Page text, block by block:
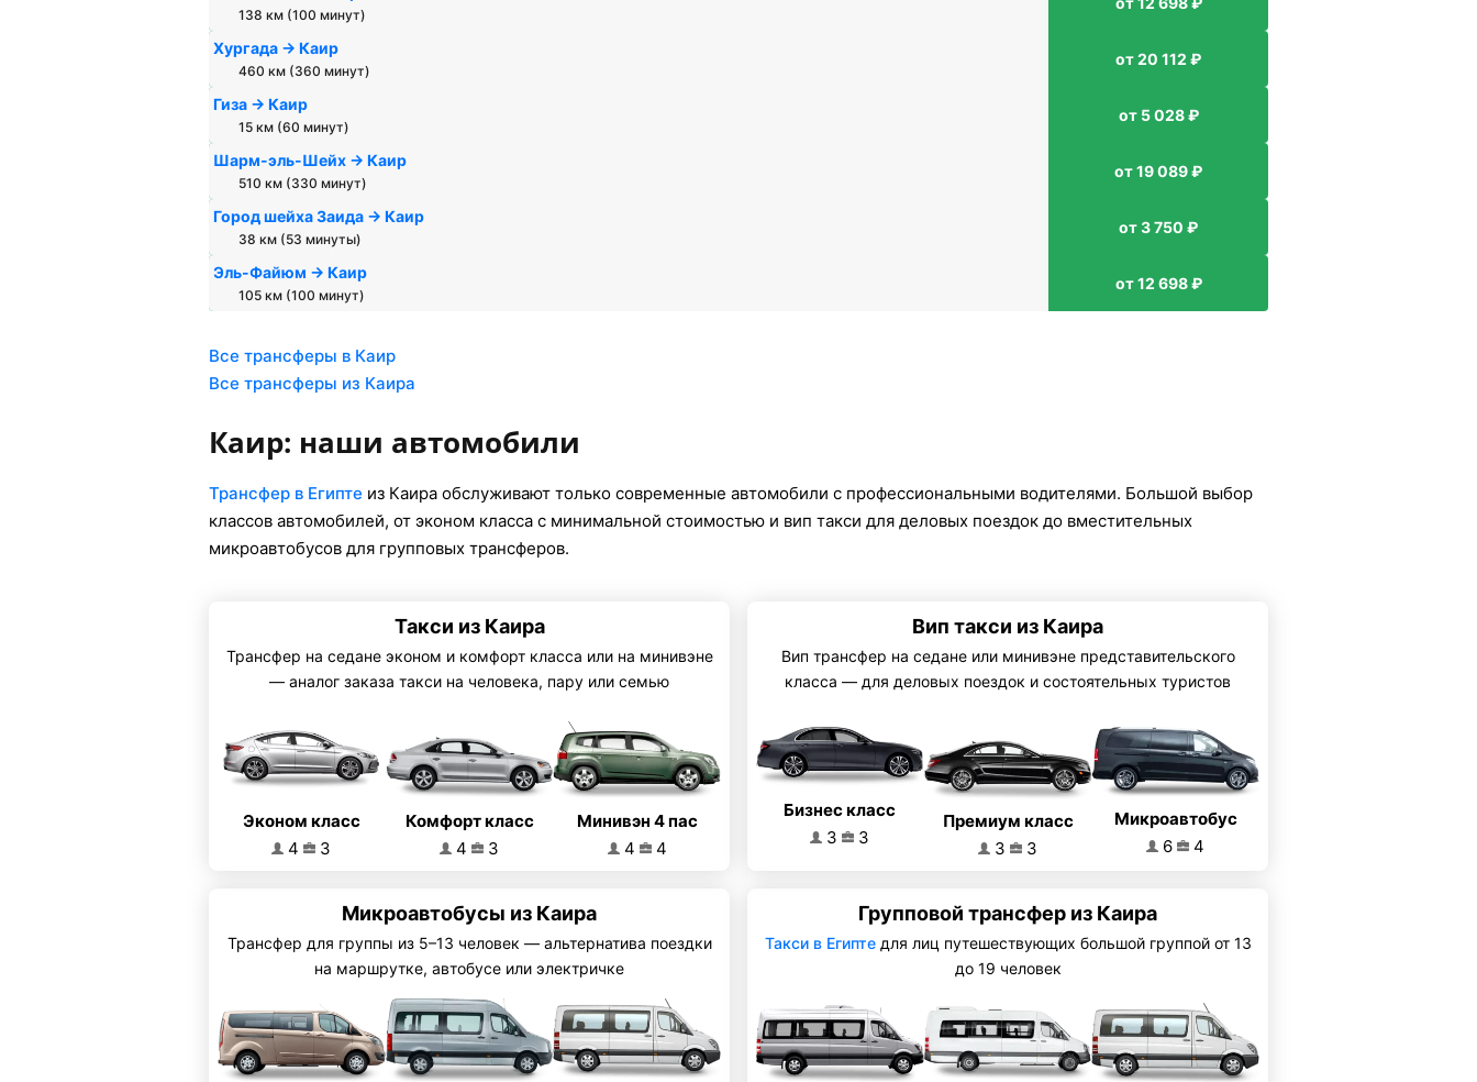
138 км (100 минут)
Хургада → Каир
460 км (360 минут)
от 20 112 ₽
Гиза → Каир
15 км (60 минут)
от 5 028 ₽
Шарм-эль-Шейх → Каир
510 км (330 минут)
от 19 089 ₽
Город шейха Заида → Каир
38 км (53 минуты)
от 3 750 ₽
Эль-Файюм → Каир
105 км (100 минут)
от 12 698 ₽
Все трансферы в Каир
Все трансферы из Каира
Каир: наши автомобили
Трансфер в Египте из Каира обслуживают только современные автомобили с профессиональными водителями. Большой выбор
классов автомобилей, от эконом класса с минимальной стоимостью и вип такси для деловых поездок до вместительных
микроавтобусов для групповых трансферов.
Такси из Каира
Трансфер на седане эконом и комфорт класса или на минивэне
— аналог заказа такси на человека, пару или семью
Эконом класс
4
3
Комфорт класс
4
3
Минивэн 4 пас
4
4
Вип такси из Каира
Вип трансфер на седане или минивэне представительского
класса — для деловых поездок и состоятельных туристов
Бизнес класс
3
3
Премиум класс
3
3
Микроавтобус
6
4
Микроавтобусы из Каира
Трансфер для группы из 5–13 человек — альтернатива поездки
на маршрутке, автобусе или электричке
Групповой трансфер из Каира
Такси в Египтедля лиц путешествующих большой группой от 13
до 19 человек